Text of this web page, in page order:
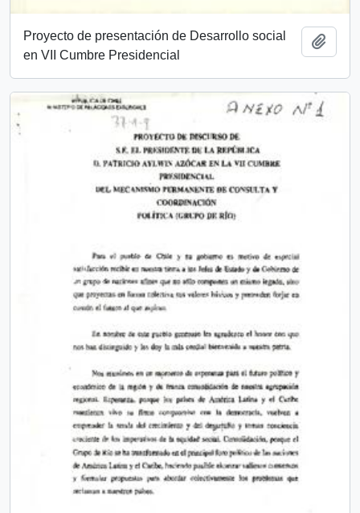
Proyecto de presentación de Desarrollo social
en VII Cumbre Presidencial